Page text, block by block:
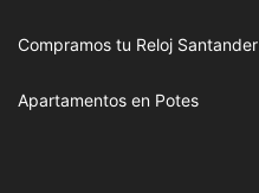
Compramos tu Reloj Santander
Apartamentos en Potes